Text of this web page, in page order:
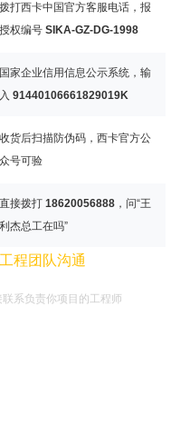
拨打西卡中国官方客服电话，报
授权编号 SIKA-GZ-DG-1998
国家企业信用信息公示系统，输
入 91440106661829019K
收货后扫描防伪码，西卡官方公
众号可验
直接拨打 18620056888，问“王
利杰总工在吗”
程团队沟通
系负责你项目的工程师